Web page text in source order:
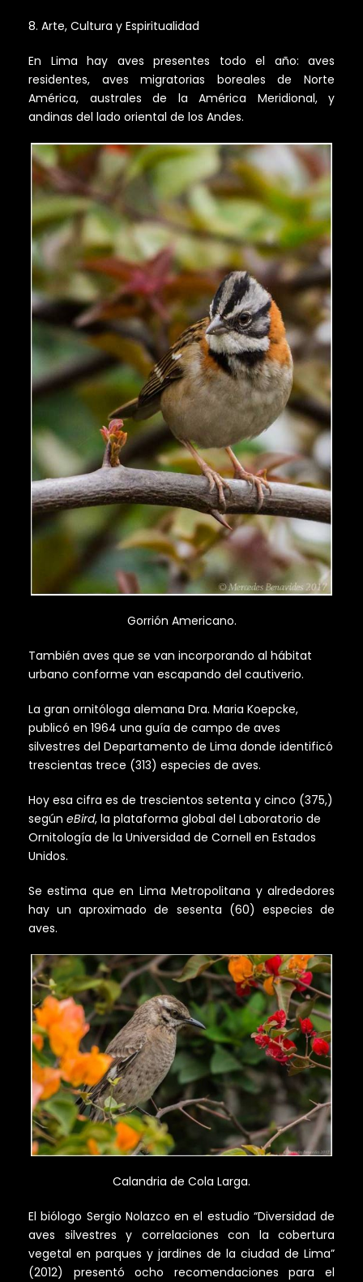
8. Arte, Cultura y Espiritualidad
En Lima hay aves presentes todo el año: aves
residentes, aves migratorias boreales de Norte
América, australes de la América Meridional, y
andinas del lado oriental de los Andes.
Gorrión Americano.
También aves que se van incorporando al hábitat
urbano conforme van escapando del cautiverio.
La gran ornitóloga alemana Dra. Maria Koepcke,
publicó en 1964 una guía de campo de aves
silvestres del Departamento de Lima donde identificó
trescientas trece (313) especies de aves.
Hoy esa cifra es de trescientos setenta y cinco (375,)
según eBird, la plataforma global del Laboratorio de
Ornitología de la Universidad de Cornell en Estados
Unidos.
Se estima que en Lima Metropolitana y alrededores
hay un aproximado de sesenta (60) especies de
aves.
Calandria de Cola Larga.
El biólogo Sergio Nolazco en el estudio “Diversidad de
aves silvestres y correlaciones con la cobertura
vegetal en parques y jardines de la ciudad de Lima”
(2012) presentó ocho recomendaciones para el